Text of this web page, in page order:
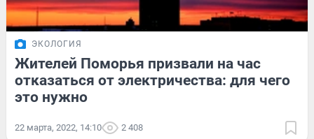
ЭКОЛОГИЯ
Жителей Поморья призвали на час
отказаться от электричества: для чего
это нужно
22 марта, 2022, 14:10 2 408